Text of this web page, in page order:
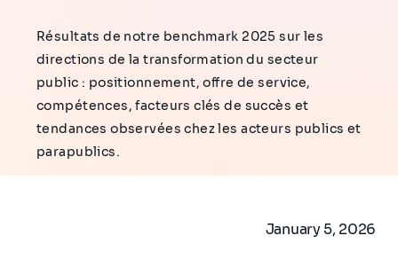
Résultats de notre benchmark 2025 sur les
directions de la transformation du secteur
public : positionnement, offre de service,
compétences, facteurs clés de succès et
tendances observées chez les acteurs publics et
parapublics.
January 5, 2026